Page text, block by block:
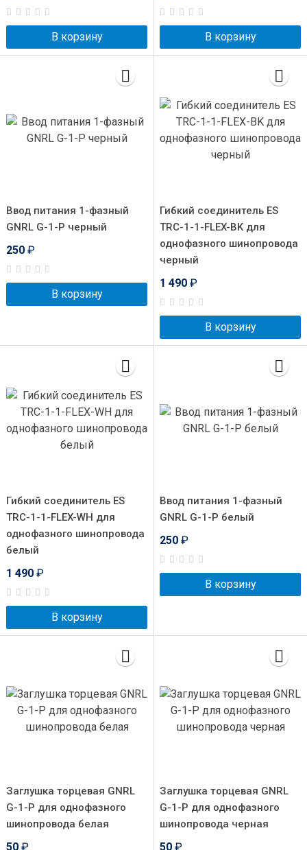
В корзину В корзину
Ввод питания 1-фазный
GNRL G-1-P черный
250 ₽
В корзину
Гибкий соединитель ES
TRC-1-1-FLEX-BK для
однофазного шинопровода
черный
1 490 ₽
В корзину
Гибкий соединитель ES
TRC-1-1-FLEX-WH для
однофазного шинопровода
белый
1 490 ₽
В корзину
Ввод питания 1-фазный
GNRL G-1-P белый
250 ₽
В корзину
Заглушка торцевая GNRL
G-1-P для однофазного
шинопровода белая
50 ₽
Заглушка торцевая GNRL
G-1-P для однофазного
шинопровода черная
50 ₽